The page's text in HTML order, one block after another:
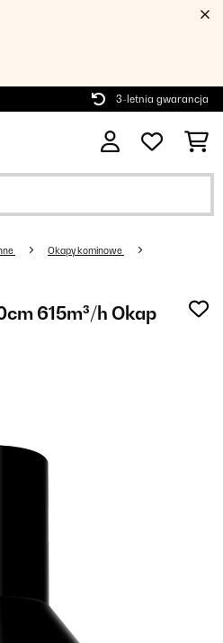
3-letnia gwarancja
Okapy kominowe
615m³/h Okap